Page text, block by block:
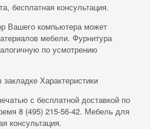
бесплатная консультация.
Вашего компьютера может
мебели. Фурнитура
по усмотрению
Характеристики
с бесплатной доставкой по
8 (495) 215-56-42. Мебель для
консультация.